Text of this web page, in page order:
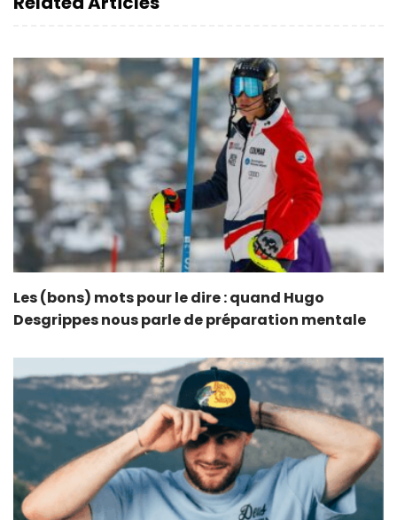
Les (bons) mots pour le dire : quand Hugo
Desgrippes nous parle de préparation mentale